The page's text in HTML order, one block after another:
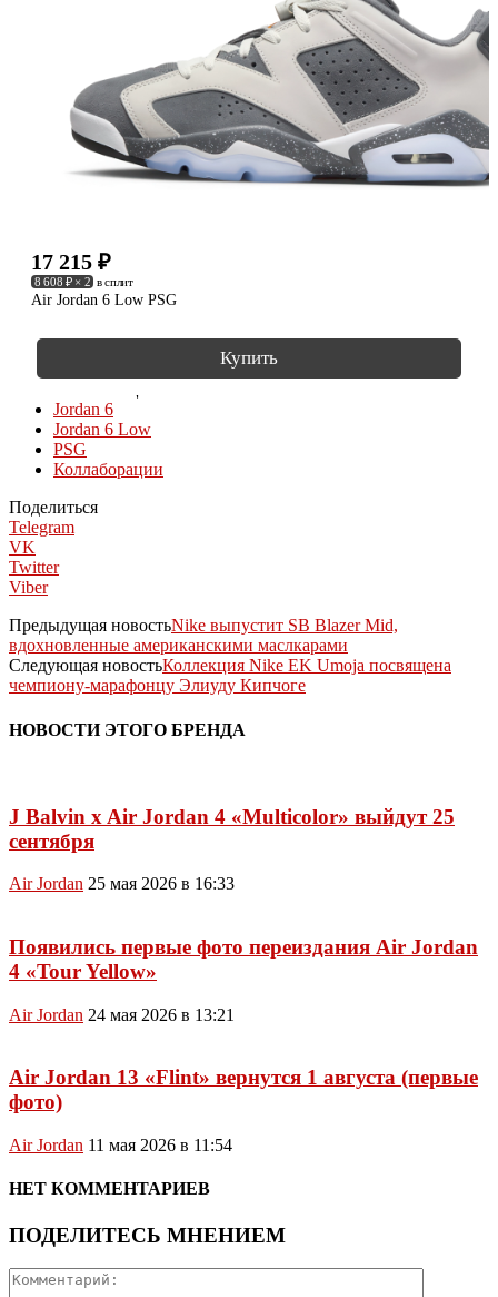
Air Jordan 6 Low PSG
17 215 ₽
8 608 ₽ × 2 в сплит
Купить
Jordan 6
Jordan 6 Low
PSG
Коллаборации
Поделиться
Telegram
VK
Twitter
Viber
Предыдущая новостьNike выпустит SB Blazer Mid,
вдохновленные американскими маслкарами
Следующая новостьКоллекция Nike EK Umoja посвящена
чемпиону-марафонцу Элиуду Кипчоге
НОВОСТИ ЭТОГО БРЕНДА
J Balvin x Air Jordan 4 «Multicolor» выйдут 25
сентября
Air Jordan 25 мая 2026 в 16:33
Появились первые фото переиздания Air Jordan
4 «Tour Yellow»
Air Jordan 24 мая 2026 в 13:21
Air Jordan 13 «Flint» вернутся 1 августа (первые
фото)
Air Jordan 11 мая 2026 в 11:54
НЕТ КОММЕНТАРИЕВ
ПОДЕЛИТЕСЬ МНЕНИЕМ